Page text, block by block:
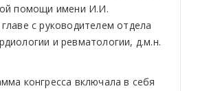
помощи имени И.И.
с руководителем отдела
и ревматологии, д.м.н.
конгресса включала в себя